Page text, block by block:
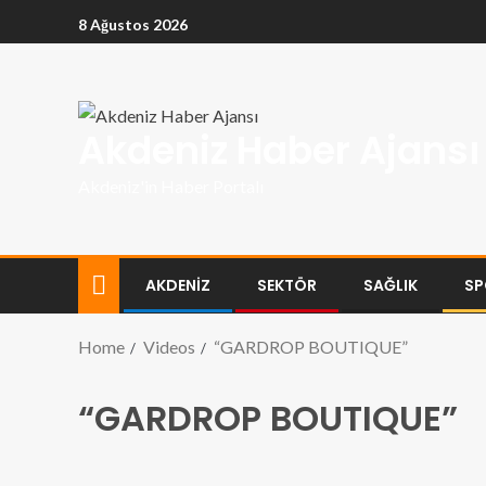
8 Ağustos 2026
AKDENİZ SEKTÖR SAĞLIK
Home Videos “GARDROP BOUTIQUE”
“GARDROP BOUTIQUE”